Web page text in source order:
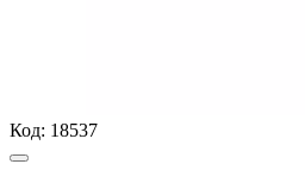
Код: 18537